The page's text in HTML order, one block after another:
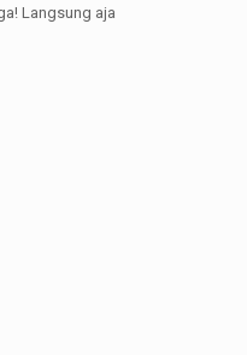
Langsung aja